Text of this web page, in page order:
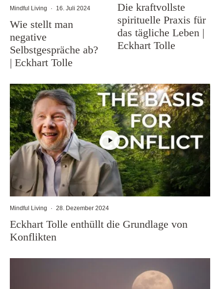
Mindful Living · 16. Juli 2024
Wie stellt man
negative
Selbstgespräche ab?
| Eckhart Tolle
Die kraftvollste
spirituelle Praxis für
das tägliche Leben |
Eckhart Tolle
Mindful Living · 28. Dezember 2024
Eckhart Tolle enthüllt die Grundlage von
Konflikten